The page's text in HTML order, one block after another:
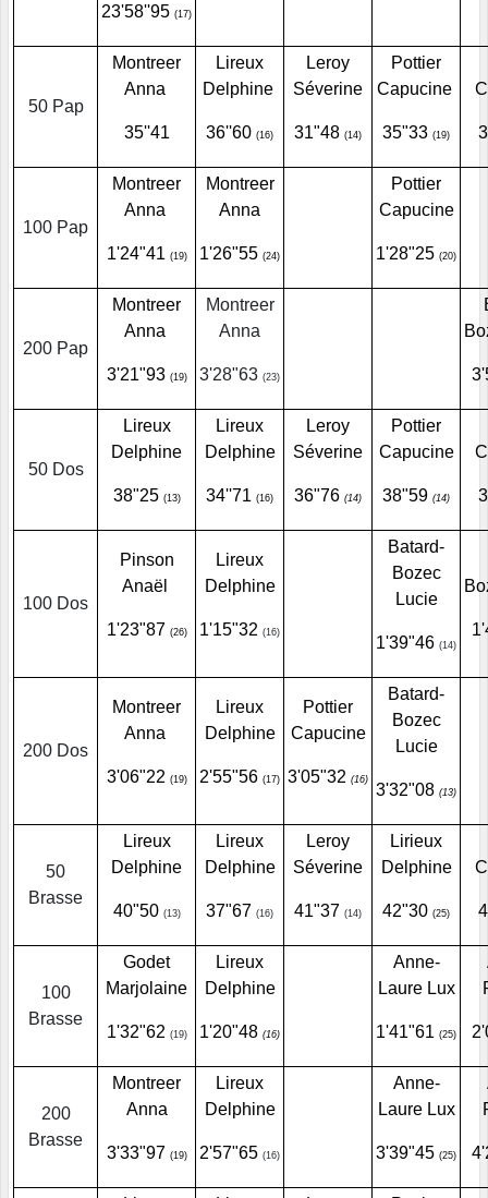
23'58''95 (17)
50 Pap
Montreer
Anna
35''41
Lireux
Delphine
36''60 (16)
Leroy
Séverine
31"48 (14)
Pottier
Capucine
35"33 (19)
100 Pap
Montreer
Anna
1'24"41 (19)
Montreer
Anna
1'26"55 (24)
Pottier
Capucine
1'28"25 (20)
200 Pap
Montreer
Anna
3'21"93 (19)
Montreer
Anna
3'28"63 (23)
50 Dos
Lireux
Delphine
38"25 (13)
Lireux
Delphine
34''71 (16)
Leroy
Séverine
36"76 (14)
Pottier
Capucine
38"59 (14)
100 Dos
Pinson
Anaël
1'23"87 (26)
Lireux
Delphine
1'15"32 (16)
Batard-
Bozec
Lucie
1'39"46 (14)
200 Dos
Montreer
Anna
3'06"22 (19)
Lireux
Delphine
2'55"56 (17)
Pottier
Capucine
3'05"32 (16)
Batard-
Bozec
Lucie
3'32"08 (13)
50
Brasse
Lireux
Delphine
40"50 (13)
Lireux
Delphine
37"67 (16)
Leroy
Séverine
41"37 (14)
Lirieux
Delphine
42"30 (25)
100
Brasse
Godet
Marjolaine
1'32"62 (19)
Lireux
Delphine
1'20"48 (16)
Anne-
Laure Lux
1'41"61 (25)
200
Brasse
Montreer
Anna
3'33"97 (19)
Lireux
Delphine
2'57"65 (16)
Anne-
Laure Lux
3'39"45 (25)